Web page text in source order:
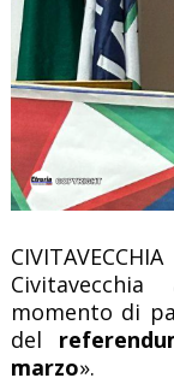
momento di
del
marzo».